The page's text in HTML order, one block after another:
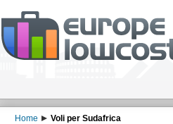
Home Voli per Sudafrica